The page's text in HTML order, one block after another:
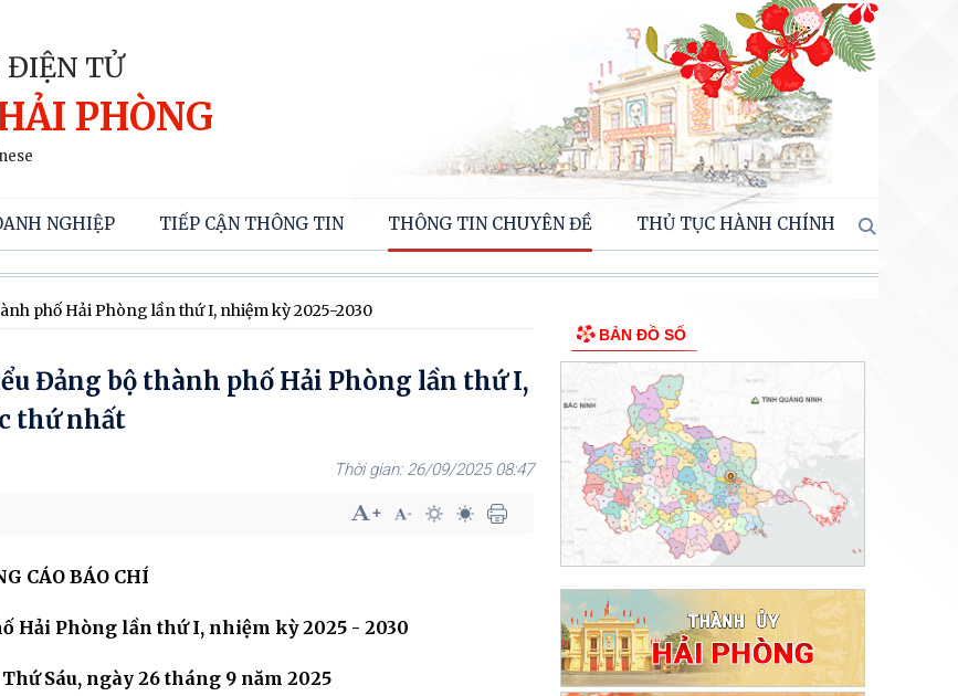
ĐIỆN TỬ
PHÒNG
NGHIỆP TIẾP CẬN THÔNG TIN THÔNG TIN CHUYÊN ĐỀ THỦ TỤC HÀNH CHÍNH
phố Hải Phòng lần thứ I, nhiệm kỳ 2025-2030
Đảng bộ thành phố Hải Phòng lần thứ I,
thứ nhất
26/09/2025 08:47
CÁO BÁO CHÍ
Hải Phòng lần thứ I, nhiệm kỳ 2025 - 2030
Sáu, ngày 26 tháng 9 năm 2025
BẢN ĐỒ SỐ